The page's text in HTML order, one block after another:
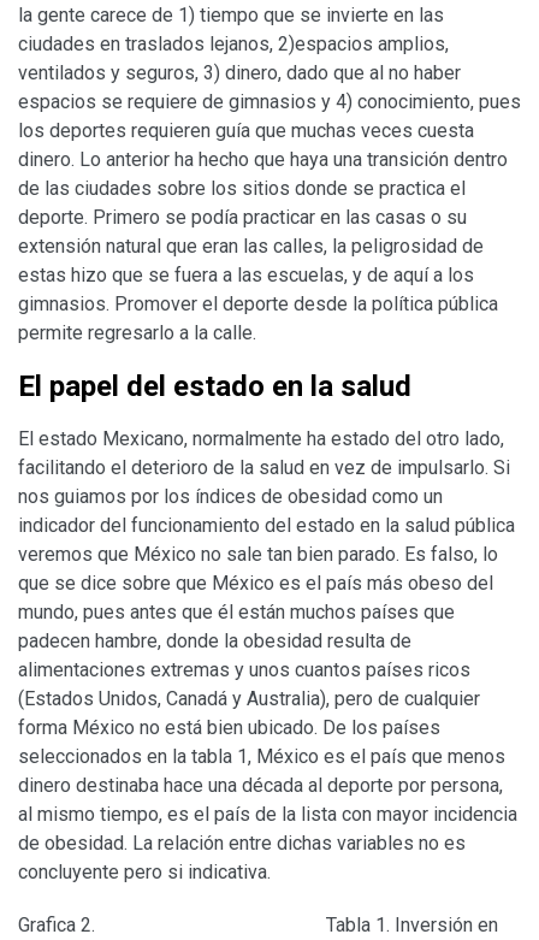
la gente carece de 1) tiempo que se invierte en las
ciudades en traslados lejanos, 2)espacios amplios,
ventilados y seguros, 3) dinero, dado que al no haber
espacios se requiere de gimnasios y 4) conocimiento, pues
los deportes requieren guía que muchas veces cuesta
dinero. Lo anterior ha hecho que haya una transición dentro
de las ciudades sobre los sitios donde se practica el
deporte. Primero se podía practicar en las casas o su
extensión natural que eran las calles, la peligrosidad de
estas hizo que se fuera a las escuelas, y de aquí a los
gimnasios. Promover el deporte desde la política pública
permite regresarlo a la calle.
El papel del estado en la salud
El estado Mexicano, normalmente ha estado del otro lado,
facilitando el deterioro de la salud en vez de impulsarlo. Si
nos guiamos por los índices de obesidad como un
indicador del funcionamiento del estado en la salud pública
veremos que México no sale tan bien parado. Es falso, lo
que se dice sobre que México es el país más obeso del
mundo, pues antes que él están muchos países que
padecen hambre, donde la obesidad resulta de
alimentaciones extremas y unos cuantos países ricos
(Estados Unidos, Canadá y Australia), pero de cualquier
forma México no está bien ubicado. De los países
seleccionados en la tabla 1, México es el país que menos
dinero destinaba hace una década al deporte por persona,
al mismo tiempo, es el país de la lista con mayor incidencia
de obesidad. La relación entre dichas variables no es
concluyente pero si indicativa.
Grafica 2. Tabla 1. Inversión en